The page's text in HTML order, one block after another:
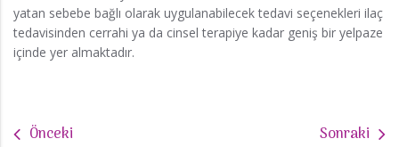
yatan sebebe bağlı olarak uygulanabilecek tedavi seçenekleri ilaç
tedavisinden cerrahi ya da cinsel terapiye kadar geniş bir yelpaze
içinde yer almaktadır.
Önceki Sonraki